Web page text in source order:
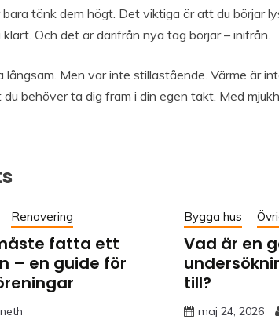
bara tänk dem högt. Det viktiga är att du börjar
Och det är därifrån nya tag börjar – inifrån.
långsam. Men var inte stillastående. Värme är
behöver ta dig fram i din egen takt. Med
Renovering
fatta ett
– en guide för
Bygga hus
Vad är en
till?
maj 24, 2026